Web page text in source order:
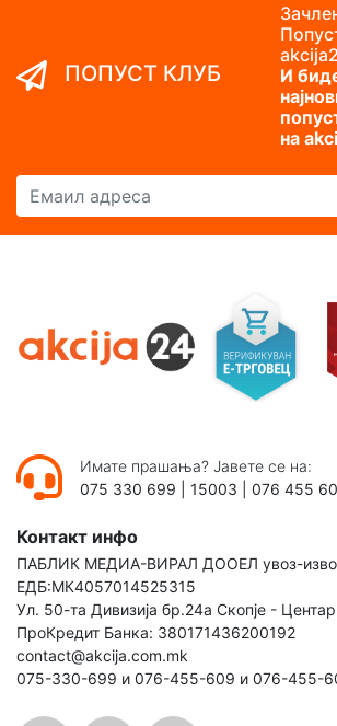
ПОПУСТ КЛУБ
И
на
Емаил адреса
Имате прашања? Јавете се на:
075 330 699
15003 076 455
Контакт инфо
ПАБЛИК МЕДИА-ВИРАЛ ДООЕЛ увоз-
ЕДБ:МК4057014525315
Ул. 50-та Дивизија бр.24а Скопје - Центар
ПроКредит Банка: 380171436200192
contact@akcija.com.mk
075-330-699 и 076-455-609 и 076-455-